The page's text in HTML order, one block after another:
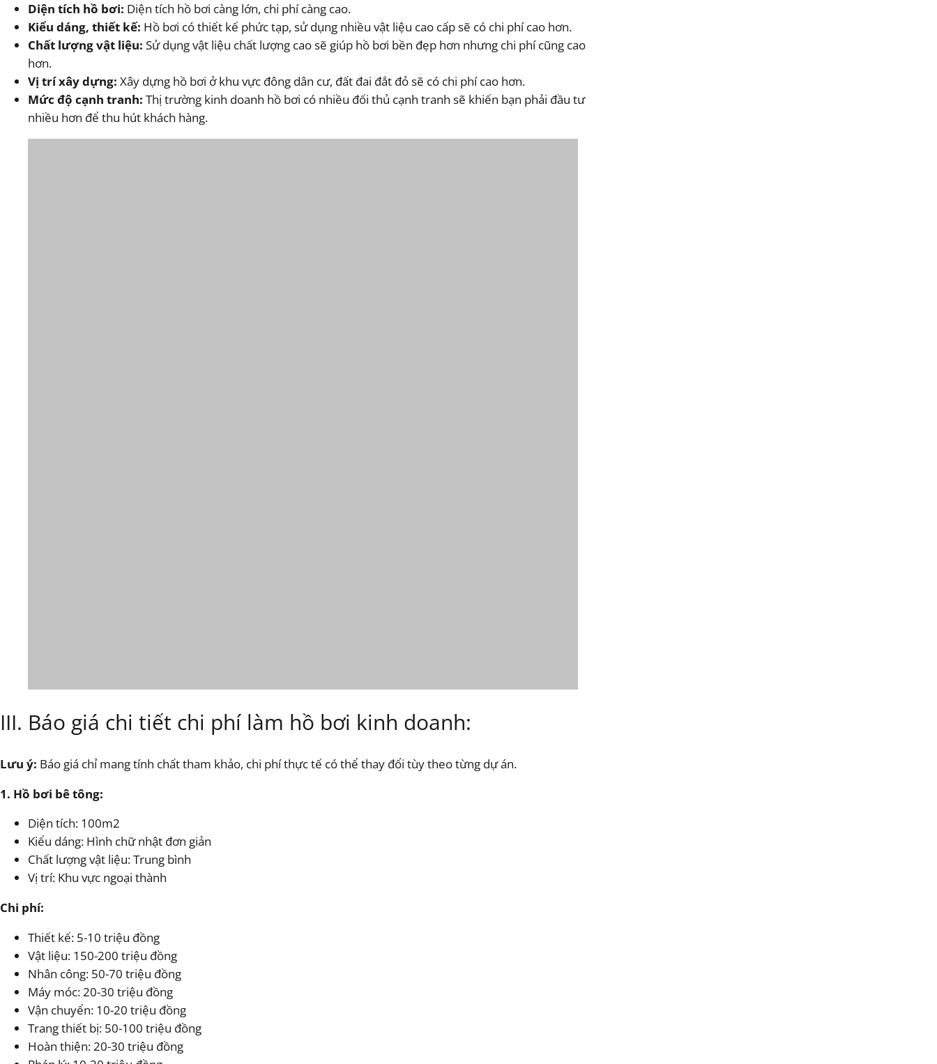
Diện tích hồ bơi: Diện tích hồ bơi càng lớn, chi phí càng cao.
Kiểu dáng, thiết kế: Hồ bơi có thiết kế phức tạp, sử dụng nhiều vật liệu cao cấp sẽ có chi phí cao hơn.
Chất lượng vật liệu: Sử dụng vật liệu chất lượng cao sẽ giúp hồ bơi bền đẹp hơn nhưng chi phí cũng cao
hơn.
Vị trí xây dựng: Xây dựng hồ bơi ở khu vực đông dân cư, đất đai đắt đỏ sẽ có chi phí cao hơn.
Mức độ cạnh tranh: Thị trường kinh doanh hồ bơi có nhiều đối thủ cạnh tranh sẽ khiến bạn phải đầu tư
nhiều hơn để thu hút khách hàng.
III. Báo giá chi tiết chi phí làm hồ bơi kinh doanh:
Lưu ý: Báo giá chỉ mang tính chất tham khảo, chi phí thực tế có thể thay đổi tùy theo từng dự án.
1. Hồ bơi bê tông:
Diện tích: 100m2
Kiểu dáng: Hình chữ nhật đơn giản
Chất lượng vật liệu: Trung bình
Vị trí: Khu vực ngoại thành
Chi phí:
Thiết kế: 5-10 triệu đồng
Vật liệu: 150-200 triệu đồng
Nhân công: 50-70 triệu đồng
Máy móc: 20-30 triệu đồng
Vận chuyển: 10-20 triệu đồng
Trang thiết bị: 50-100 triệu đồng
Hoàn thiện: 20-30 triệu đồng